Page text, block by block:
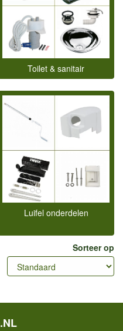
Toilet & sanitair
Luifel onderdelen
Sorteer op